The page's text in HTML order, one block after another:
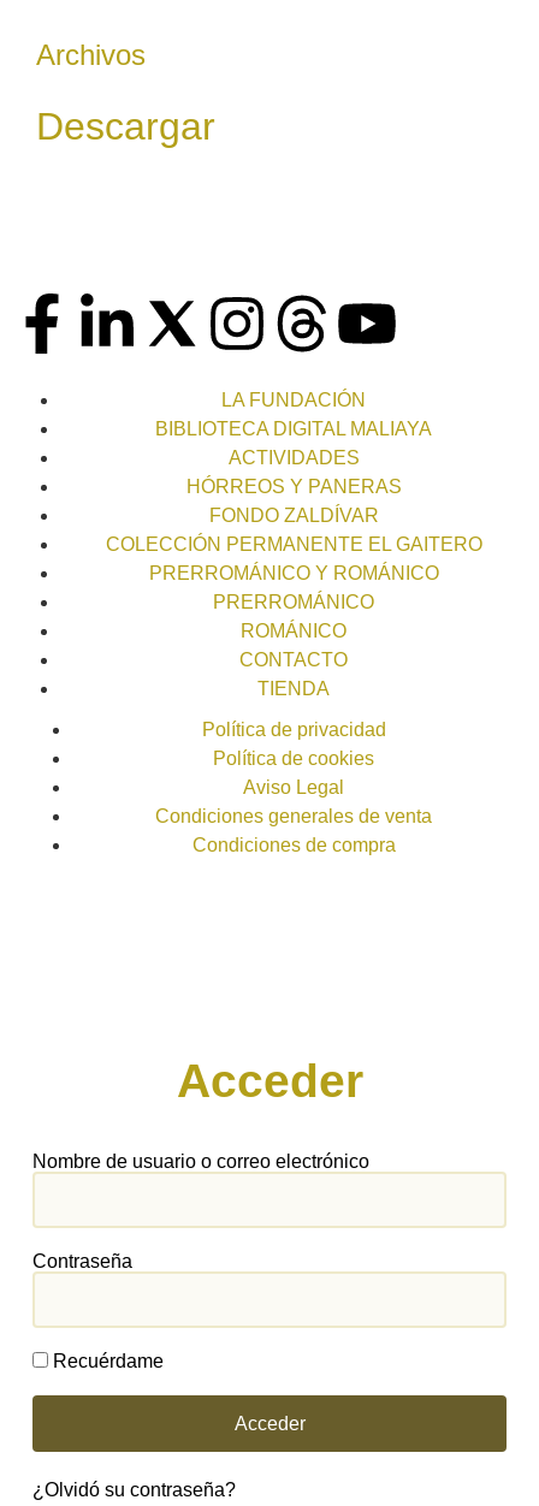
Archivos
Descargar
LA FUNDACIÓN
BIBLIOTECA DIGITAL MALIAYA
ACTIVIDADES
HÓRREOS Y PANERAS
FONDO ZALDÍVAR
COLECCIÓN PERMANENTE EL GAITERO
PRERROMÁNICO Y ROMÁNICO
PRERROMÁNICO
ROMÁNICO
CONTACTO
TIENDA
Política de privacidad
Política de cookies
Aviso Legal
Condiciones generales de venta
Condiciones de compra
Acceder
Nombre de usuario o correo electrónico
Contraseña
Recuérdame
Acceder
¿Olvidó su contraseña?